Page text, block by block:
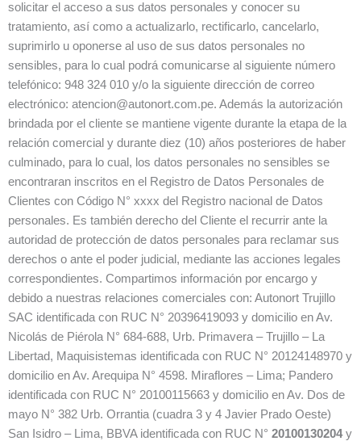
solicitar el acceso a sus datos personales y conocer su
tratamiento, así como a actualizarlo, rectificarlo, cancelarlo,
suprimirlo u oponerse al uso de sus datos personales no
sensibles, para lo cual podrá comunicarse al siguiente número
telefónico: 948 324 010 y/o la siguiente dirección de correo
electrónico: atencion@autonort.com.pe. Además la autorización
brindada por el cliente se mantiene vigente durante la etapa de la
relación comercial y durante diez (10) años posteriores de haber
culminado, para lo cual, los datos personales no sensibles se
encontraran inscritos en el Registro de Datos Personales de
Clientes con Código N° xxxx del Registro nacional de Datos
personales. Es también derecho del Cliente el recurrir ante la
autoridad de protección de datos personales para reclamar sus
derechos o ante el poder judicial, mediante las acciones legales
correspondientes. Compartimos información por encargo y
debido a nuestras relaciones comerciales con: Autonort Trujillo
SAC identificada con RUC N° 20396419093 y domicilio en Av.
Nicolás de Piérola N° 684-688, Urb. Primavera – Trujillo – La
Libertad, Maquisistemas identificada con RUC N° 20124148970 y
domicilio en Av. Arequipa N° 4598. Miraflores – Lima; Pandero
identificada con RUC N° 20100115663 y domicilio en Av. Dos de
mayo N° 382 Urb. Orrantia (cuadra 3 y 4 Javier Prado Oeste)
San Isidro – Lima, BBVA identificada con RUC N° 20100130204y